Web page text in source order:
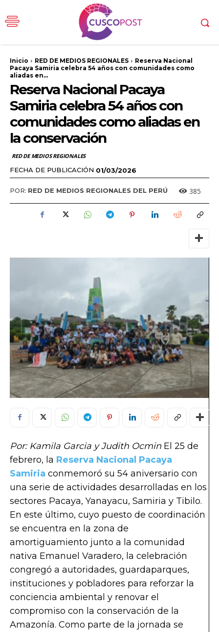
Inicio RED DE MEDIOS REGIONALES
Reserva Nacional
Pacaya Samiria celebra 54 años con comunidades como
aliadas en...
Reserva Nacional Pacaya
Samiria celebra 54 años con
comunidades como aliadas en
la conservación
RED DE MEDIOS REGIONALES
FECHA DE PUBLICACIÓN 01/03/2026
POR: RED DE MEDIOS REGIONALES DEL PERÚ 385
Por: Kamila Garcia y Judith Ocmin El 25 de
febrero, la Reserva Nacional Pacaya
Samiria conmemoró su 54 aniversario con
una serie de actividades desarrolladas en los
sectores Pacaya, Yanayacu, Samiria y Tibilo.
En este último, cuyo puesto de coordinación
se encuentra en la zona de
amortiguamiento junto a la comunidad
nativa Emanuel Varadero, la celebración
congregó a autoridades, guardaparques,
instituciones y pobladores para reforzar la
conciencia ambiental y renovar el
compromiso con la conservación de la
Amazonía. Como parte de la jornada se